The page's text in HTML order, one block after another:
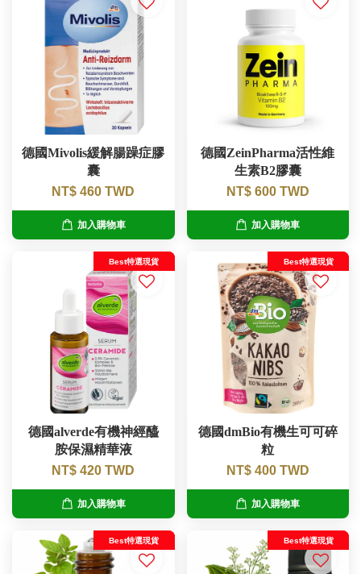
德國Mivolis緩解腸躁症膠
囊
NT$ 460 TWD
加入購物車
德國ZeinPharma活性維
生素B2膠囊
NT$ 600 TWD
加入購物車
Best特選現貨
德國alverde有機神經醯
胺保濕精華液
NT$ 420 TWD
加入購物車
Best特選現貨
德國dmBio有機生可可碎
粒
NT$ 400 TWD
加入購物車
Best特選現貨 Best特選現貨